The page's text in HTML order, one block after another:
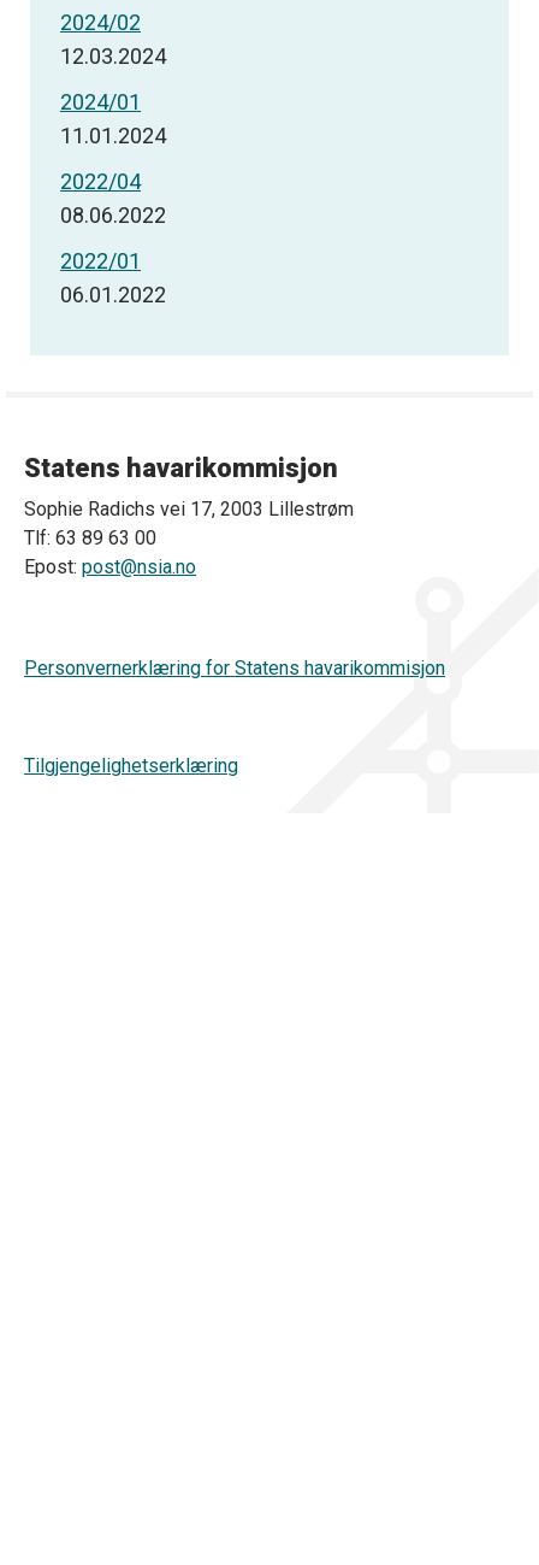
2024/02
12.03.2024
2024/01
11.01.2024
2022/04
08.06.2022
2022/01
06.01.2022
Statens havarikommisjon
Sophie Radichs vei 17, 2003 Lillestrøm
Tlf: 63 89 63 00
Epost: post@nsia.no
Personvernerklæring for Statens havarikommisjon
Tilgjengelighetserklæring